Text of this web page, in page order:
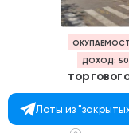
ДОХОД:
82 000
Лоты из